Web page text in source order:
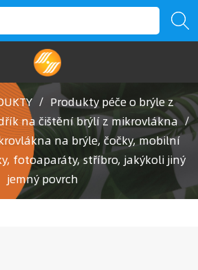
/ Produkty péče o brýle z
na čištění brýlí z mikrovlákna /
na brýle, čočky, mobilní
fotoaparáty, stříbro, jakýkoli jiný
jemný povrch